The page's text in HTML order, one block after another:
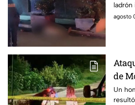
ladrón
agosto
de
Un